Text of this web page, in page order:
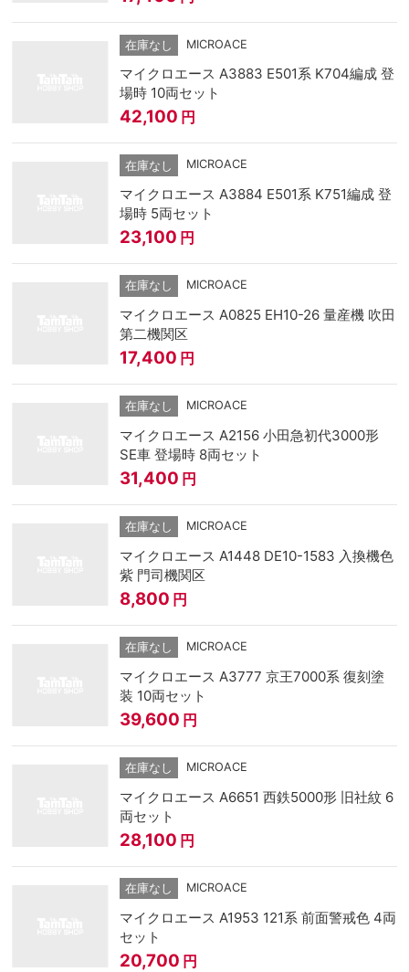
在庫なし MICROACE
マイクロエース A3883 E501系 K704編成 登
場時 10両セット
42,100 円
在庫なし MICROACE
マイクロエース A3884 E501系 K751編成 登
場時 5両セット
23,100 円
在庫なし MICROACE
マイクロエース A0825 EH10-26 量産機 吹田
第二機関区
17,400 円
在庫なし MICROACE
マイクロエース A2156 小田急初代3000形
SE車 登場時 8両セット
31,400 円
在庫なし MICROACE
マイクロエース A1448 DE10-1583 入換機色
紫 門司機関区
8,800 円
在庫なし MICROACE
マイクロエース A3777 京王7000系 復刻塗
装 10両セット
39,600 円
在庫なし MICROACE
マイクロエース A6651 西鉄5000形 旧社紋 6
両セット
28,100 円
在庫なし MICROACE
マイクロエース A1953 121系 前面警戒色 4両
セット
20,700 円